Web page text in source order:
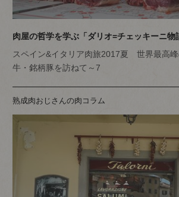
肉屋の哲学を学ぶ「ダリオ=チェッキーニ物
スペイン&イタリア肉旅2017夏 世界最高
牛・銘柄豚を訪ねて～7
熟成肉おじさんの肉コラム